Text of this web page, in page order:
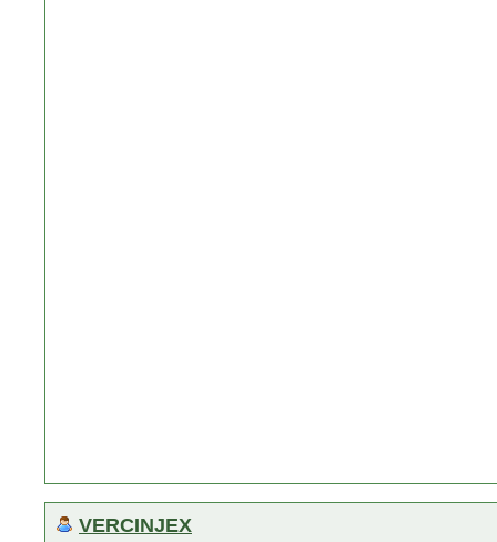
VERCINJEX